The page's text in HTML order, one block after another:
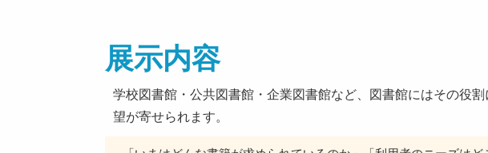
展示内容
学校図書館・公共図書館・企業図書館など、図書館にはその役
望が寄せられます。